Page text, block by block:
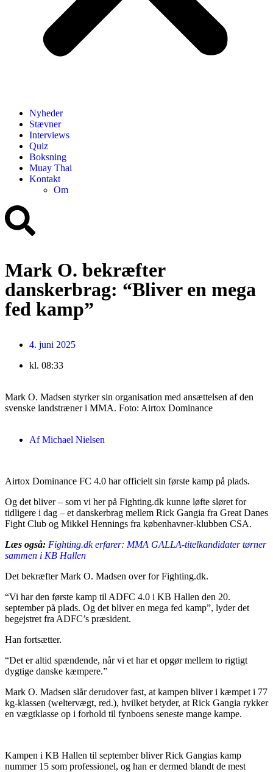
Nyheder
Stævner
Interviews
Quiz
Boksning
Muay Thai
Kontakt
Om
Mark O. bekræfter
danskerbrag: “Bliver en mega
fed kamp”
4. juni 2025
kl. 08:33
Mark O. Madsen styrker sin organisation med ansættelsen af den
svenske landstræner i MMA. Foto: Airtox Dominance
AfMichael Nielsen
Airtox Dominance FC 4.0 har officielt sin første kamp på plads.
Og det bliver – som vi her på Fighting.dk kunne løfte sløret for
tidligere i dag – et danskerbrag mellem Rick Gangia fra Great Danes
Fight Club og Mikkel Hennings fra københavner-klubben CSA.
Læs også: Fighting.dk erfarer: MMA GALLA-titelkandidater tørner
sammen i KB Hallen
Det bekræfter Mark O. Madsen over for Fighting.dk.
“Vi har den første kamp til ADFC 4.0 i KB Hallen den 20.
september på plads. Og det bliver en mega fed kamp”, lyder det
begejstret fra ADFC’s præsident.
Han fortsætter.
“Det er altid spændende, når vi et har et opgør mellem to rigtigt
dygtige danske kæmpere.”
Mark O. Madsen slår derudover fast, at kampen bliver i kæmpet i 77
kg-klassen (weltervægt, red.), hvilket betyder, at Rick Gangia rykker
en vægtklasse op i forhold til fynboens seneste mange kampe.
Kampen i KB Hallen til september bliver Rick Gangias kamp
nummer 15 som professionel, og han er dermed blandt de mest